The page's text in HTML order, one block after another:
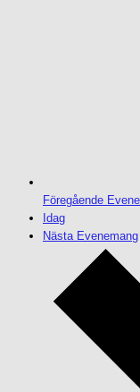
Föregående
Idag
Nästa Evenemang